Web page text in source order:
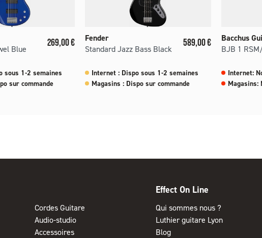
Blue
Prix
269,00 €
sous 1-2 semaines
sur commande
Fender
Standard Jazz Bass Black
Prix
589,00 €
Internet : Dispo sous 1-2 semaines
Magasins : Dispo sur commande
Bacchus
BJB 1
Internet:
Magasins:
Cordes Guitare
Audio-studio
Accessoires
Effect On Line
Qui sommes nous ?
Luthier guitare Lyon
Blog